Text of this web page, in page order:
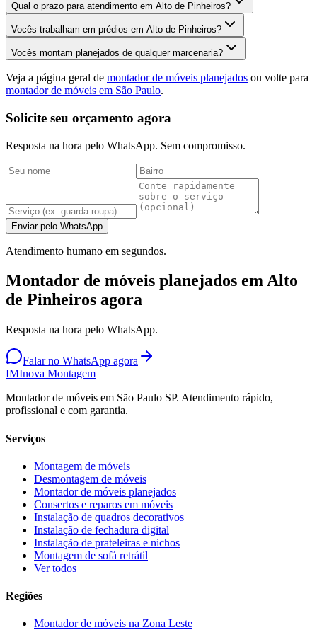
Qual o prazo para atendimento em Alto de Pinheiros?
Vocês trabalham em prédios em Alto de Pinheiros?
Vocês montam planejados de qualquer marcenaria?
Veja a página geral de montador de móveis planejados ou volte para
montador de móveis em São Paulo.
Solicite seu orçamento agora
Resposta na hora pelo WhatsApp. Sem compromisso.
Enviar pelo WhatsApp
Atendimento humano em segundos.
Montador de móveis planejados em Alto
de Pinheiros agora
Resposta na hora pelo WhatsApp.
Falar no WhatsApp agora
IMInova Montagem
Montador de móveis em São Paulo SP. Atendimento rápido,
profissional e com garantia.
Serviços
Montagem de móveis
Desmontagem de móveis
Montador de móveis planejados
Consertos e reparos em móveis
Instalação de quadros decorativos
Instalação de fechadura digital
Instalação de prateleiras e nichos
Montagem de sofá retrátil
Ver todos
Regiões
Montador de móveis na Zona Leste